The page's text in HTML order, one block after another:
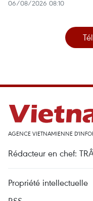
06/08/2026 08:10
AGENCE VIETNAMIENNE
Rédacteur en chef:
Propriété intellectuelle